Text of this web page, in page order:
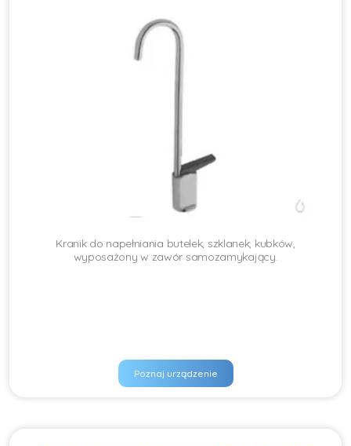
Kranik do napełniania butelek, szklanek, kubków,
wyposażony w zawór samozamykający.
Poznaj urządzenie